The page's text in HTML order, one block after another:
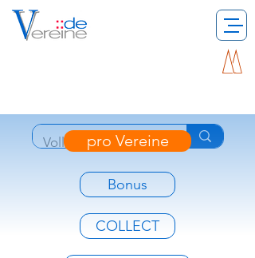
pro Vereine
Bonus
COLLECT